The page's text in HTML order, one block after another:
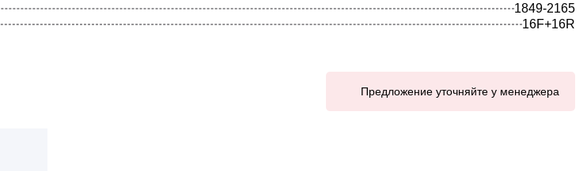
1849-2165
16F+16R
Предложение уточняйте у менеджера